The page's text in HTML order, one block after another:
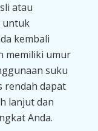
atau
untuk
kembali
memiliki umur
suku
rendah dapat
lanjut dan
Anda.